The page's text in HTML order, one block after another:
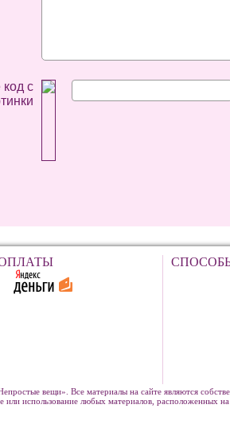
код с
вещи». Все материалы на сайте являются
использование любых материалов, расположенных